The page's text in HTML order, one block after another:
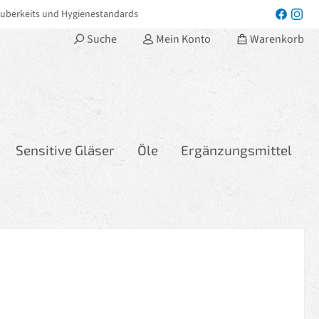
und Hygienestandards
Suche Mein Konto Warenkorb
Sensitive Gläser Öle Ergänzungsmittel